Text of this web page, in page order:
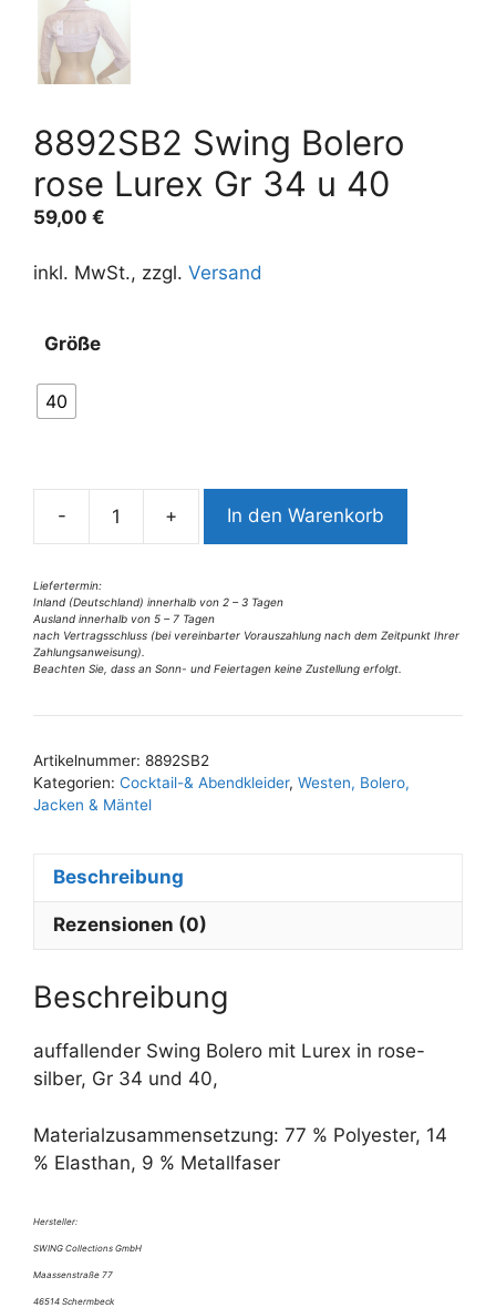
8892SB2 Swing Bolero
rose Lurex Gr 34 u 40
59,00 €
inkl. MwSt., zzgl. Versand
Größe
40
-
8892SB2
rose
Lurex
Gr
u
40
Menge
+ In den Warenkorb
Liefertermin:
Inland (Deutschland) innerhalb von 2 – 3 Tagen
Ausland innerhalb von 5 – 7 Tagen
nach Vertragsschluss (bei vereinbarter Vorauszahlung nach dem Zeitpunkt Ihrer
Zahlungsanweisung).
Beachten Sie, dass an Sonn- und Feiertagen keine Zustellung erfolgt.
t
e
a
i
v
e
:
Artikelnummer: 8892SB2
Kategorien: Cocktail-& Abendkleider, Westen, Bolero,
Jacken & Mäntel
Beschreibung
Rezensionen (0)
Beschreibung
auffallender Swing Bolero mit Lurex in rose-
silber, Gr 34 und 40,
Materialzusammensetzung: 77 % Polyester, 14
% Elasthan, 9 % Metallfaser
Hersteller:
SWING Collections GmbH
Maassenstraße 77
46514 Schermbeck